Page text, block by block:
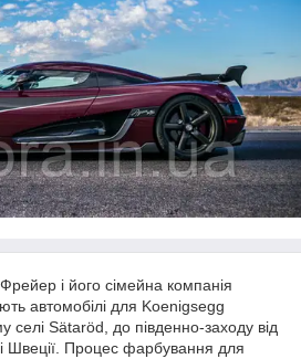
і його сімейна компанія
автомобілі для Koenigsegg
Sätaröd, до південно-заходу від
Швеції. Процес фарбування для